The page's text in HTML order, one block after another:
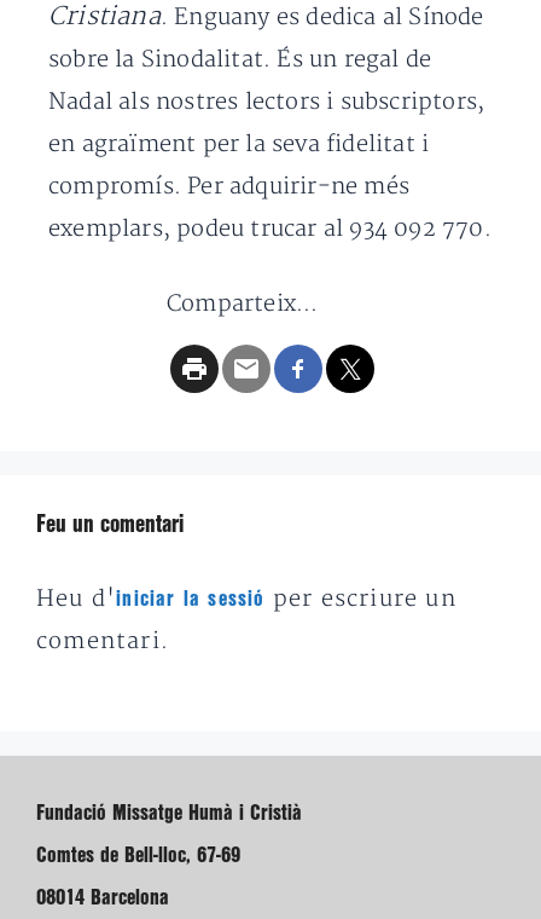
Cristiana. Enguany es dedica al Sínode
sobre la Sinodalitat. És un regal de
Nadal als nostres lectors i subscriptors,
en agraïment per la seva fidelitat i
compromís. Per adquirir-ne més
exemplars, podeu trucar al 934 092 770.
Comparteix...
Feu un comentari
Heu d'iniciar la sessió
per escriure un
comentari.
Fundació Missatge Humà i Cristià
Comtes de Bell-lloc, 67-69
08014 Barcelona